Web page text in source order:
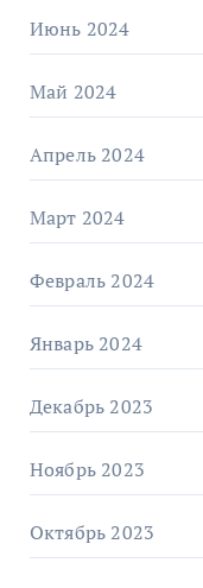
Июнь 2024
Май 2024
Апрель 2024
Март 2024
Февраль 2024
Январь 2024
Декабрь 2023
Ноябрь 2023
Октябрь 2023